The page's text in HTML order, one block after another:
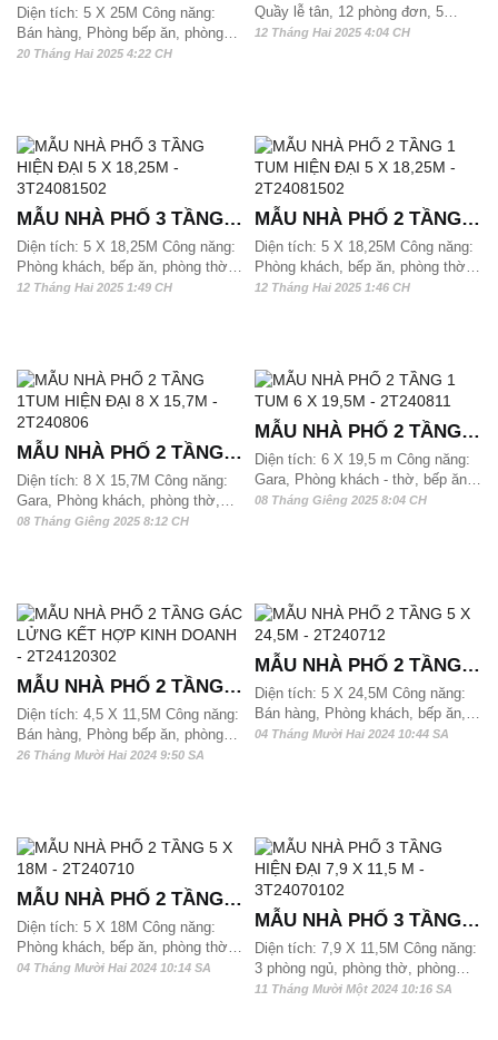
LỬNG 2 TẦNG 1 TUM
KINH DOANH 5X25M -
2T240913
Diện tích: 5 X 25M Công năng:
Bán hàng, Phòng bếp ăn, phòng
thờ, phòng khách, kho, 4 phòng
135m2/ sàn. Mặt tiền 5m có thể
xây dựng được
20 Tháng Hai 2025 4:22 CH
6T24081503
Quầy lễ tân, 12 phòng đơn, 5
phòng ngủ đôi Mẫu khách sạn lô
12 Tháng Hai 2025 4:04 CH
MẪU NHÀ PHỐ 3 TẦNG
HIỆN ĐẠI 5 X 18,25M -
3T24081502
Diện tích: 5 X 18,25M Công năng:
Phòng khách, bếp ăn, phòng thờ,
3 phòng ngủ và 3 wc, phòng làm
dựng được
12 Tháng Hai 2025 1:49 CH
MẪU NHÀ PHỐ 2 TẦNG 1
TUM HIỆN ĐẠI 5 X
18,25M - 2T24081502
Diện tích: 5 X 18,25M Công năng:
Phòng khách, bếp ăn, phòng thờ,
3 phòng ngủ và 3 wc, phòng làm
dựng được
12 Tháng Hai 2025 1:46 CH
MẪU NHÀ PHỐ 2 TẦNG
1TUM HIỆN ĐẠI 8 X
15,7M - 2T240806
Diện tích: 8 X 15,7M Công năng:
Gara, Phòng khách, phòng thờ,
bếp ăn, 4 phòng ngủ và 5 wc Mẫu
dựng được, mời các bạn cùng
chiêm ngưỡng.
08 Tháng Giêng 2025 8:12 CH
MẪU NHÀ PHỐ 2 TẦNG 1
TUM 6 X 19,5M -
2T240811
Diện tích: 6 X 19,5 m Công năng:
Gara, Phòng khách - thờ, bếp ăn,
3 phòng ngủ, phòng học và 2 wc
chiêm ngưỡng.
08 Tháng Giêng 2025 8:04 CH
MẪU NHÀ PHỐ 2 TẦNG
GÁC LỬNG KẾT HỢP
KINH DOANH -
2T24120302
Diện tích: 4,5 X 11,5M Công năng:
Bán hàng, Phòng bếp ăn, phòng
thờ, 3 phòng ngủ và 2 wc. Mẫu
4,5m có thể xây dựng được
26 Tháng Mười Hai 2024 9:50 SA
MẪU NHÀ PHỐ 2 TẦNG 5
X 24,5M - 2T240712
Diện tích: 5 X 24,5M Công năng:
Bán hàng, Phòng khách, bếp ăn,
phòng thờ, 4 phòng ngủ và 3 wc.
04 Tháng Mười Hai 2024 10:44 SA
MẪU NHÀ PHỐ 2 TẦNG 5
X 18M - 2T240710
Diện tích: 5 X 18M Công năng:
Phòng khách, bếp ăn, phòng thờ,
3 phòng ngủ và 2 wc. Mẫu nhà phố
04 Tháng Mười Hai 2024 10:14 SA
MẪU NHÀ PHỐ 3 TẦNG
HIỆN ĐẠI 7,9 X 11,5 M -
3T24070102
Diện tích: 7,9 X 11,5M Công năng:
3 phòng ngủ, phòng thờ, phòng
khách, phòng bếp ăn và 2 wc Mẫu
11 Tháng Mười Một 2024 10:16 SA